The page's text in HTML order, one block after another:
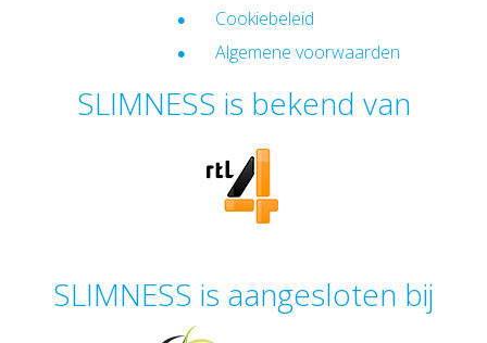
Cookiebeleid
Algemene voorwaarden
SLIMNESS is bekend van
SLIMNESS is aangesloten bij